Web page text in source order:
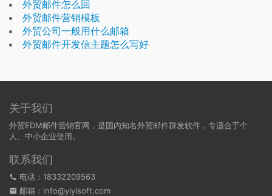
外贸邮件怎么回
外贸邮件营销模板
外贸公司一般用什么邮箱
外贸邮件开发信主题怎么写好
关于我们
外贸EDM邮件营销官网，是国内知名外贸邮件群发软件，专适合于个
人、中小企业使用。
联系我们
电话：18332209563
邮箱：info@yiyisoft.com